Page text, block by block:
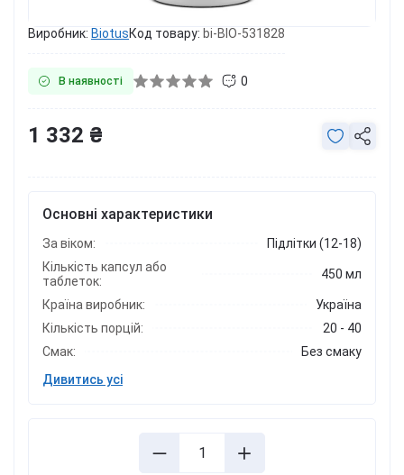
Виробник: BiotusКод товару: bi-BIO-531828
В наявності 0
Основні характеристики
За віком:
Підлітки (12-18)
Кількість капсул або
таблеток:
450 мл
Країна виробник:
Україна
Кількість порцій:
20 - 40
Смак:
Без смаку
Дивитись усі
1 332 ₴